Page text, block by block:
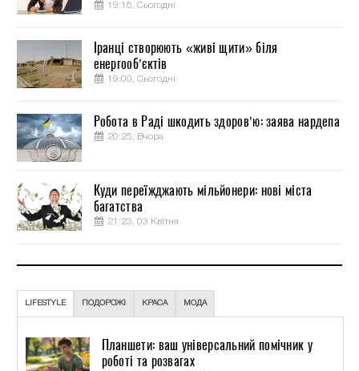
19:15, Сьогодні
Іранці створюють «живі щити» біля
енергооб’єктів
19:00, Сьогодні
Робота в Раді шкодить здоров’ю: заява нардепа
20:25, Вчора
Куди переїжджають мільйонери: нові міста
багатства
21:23, 03 Квітня
LIFESTYLE ПОДОРОЖІ КРАСА МОДА
Планшети: ваш універсальний помічник у
роботі та розвагах